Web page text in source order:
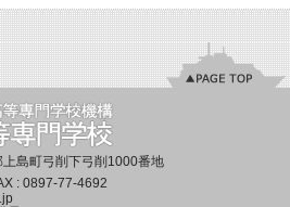
島町弓削下弓削1000番地
: 0897-77-4692